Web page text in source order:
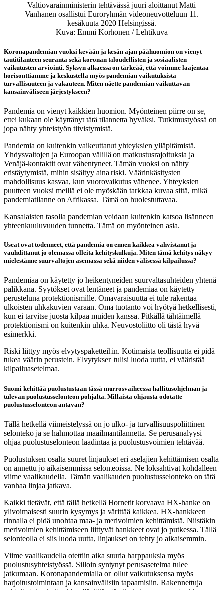
Valtiovarainministerin tehtävässä juuri aloittanut Matti
Vanhanen osallistui Euroryhmän videoneuvotteluun 11.
kesäkuuta 2020 Helsingissä.
Kuva: Emmi Korhonen / Lehtikuva
Koronapandemian vuoksi kevään ja kesän ajan päähuomion on vienyt
tautitilanteen seuranta sekä koronan taloudellisten ja sosiaalisten
vaikutusten arviointi. Syksyn alkaessa on tärkeää, että voimme laajentaa
horisonttiamme ja keskustella myös pandemian vaikutuksista
turvallisuuteen ja vakauteen. Miten näette pandemian vaikuttavan
kansainväliseen järjestykseen?
Pandemia on vienyt kaikkien huomion. Myönteinen piirre on se,
ettei kukaan ole käyttänyt tätä tilannetta hyväksi. Tutkimustyössä on
jopa nähty yhteistyön tiivistymistä.
Pandemia on kuitenkin vaikeuttanut yhteyksien ylläpitämistä.
Yhdysvaltojen ja Euroopan välillä on matkustusrajoituksia ja
Venäjä-kontaktit ovat vähentyneet. Tämän vuoksi on nähty
eristäytymistä, mihin sisältyy aina riski. Väärinkäsitysten
mahdollisuus kasvaa, kun vuorovaikutus vähenee. Yhteyksien
puutteen vuoksi meillä ei ole myöskään tarkkaa kuvaa siitä, mikä
pandemiatilanne on Afrikassa. Tämä on huolestuttavaa.
Kansalaisten tasolla pandemian voidaan kuitenkin katsoa lisänneen
yhteenkuuluvuuden tunnetta. Tämä on myönteinen asia.
Useat ovat todenneet, että pandemia on ennen kaikkea vahvistanut ja
vauhdittanut jo olemassa olleita kehityskulkuja. Miten tämä kehitys näkyy
mielestänne suurvaltojen asemassa sekä niiden välisessä kilpailussa?
Pandemiaa on käytetty jo heikentyneiden suurvaltasuhteiden yhtenä
palikkana. Syytökset ovat lentäneet ja pandemiaa on käytetty
perusteluna protektionismille. Omavaraisuutta ei tule rakentaa
ulkoisten uhkakuvien varaan. Oma tuotanto voi hyötyä hetkellisesti,
kun ei tarvitse juosta kilpaa muiden kanssa. Pitkällä tähtäimellä
protektionismi on kuitenkin uhka. Neuvostoliitto oli tästä hyvä
esimerkki.
Riski liittyy myös elvytyspaketteihin. Kotimaista teollisuutta ei pidä
tukea väärin perustein. Elvytyksen tulisi luoda uutta, ei vääristää
kilpailuasetelmaa.
Suomi kehittää puolustustaan tässä murrosvaiheessa hallitusohjelman ja
tulevan puolustusselonteon pohjalta. Millaista ohjausta odotatte
puolustusselonteon antavan?
Tällä hetkellä viimeistelyssä on jo ulko- ja turvallisuuspoliittinen
selonteko ja se hahmottaa maailmantilannetta. Se perusanalyysi
ohjaa puolustuselonteon laadintaa ja puolustusvoimien tehtävää.
Puolustuksen osalta suuret linjaukset eri aselajien kehittämisen osalta
on annettu jo aikaisemmissa selonteoissa. Ne loksahtivat kohdalleen
viime vaalikaudella. Tämän vaalikauden puolustusselonteko on tätä
vanhaa linjaa jatkava.
Kaikki tietävät, että tällä hetkellä Hornetit korvaava HX-hanke on
ylivoimaisesti suurin kysymys ja värittää kaikkea. HX-hankkeen
rinnalla ei pidä unohtaa maa- ja merivoimien kehittämistä. Niistäkin
merivoimien kehittämiseen liittyvät hankkeet ovat jo putkessa. Tällä
selonteolla ei siis luoda uutta, linjaukset on tehty jo aikaisemmin.
Viime vaalikaudella otettiin aika suuria harppauksia myös
puolustusyhteistyössä. Silloin syntynyt perusasetelma tulee
jatkumaan. Koronapandemialla on ollut vaikutuksensa myös
harjoitustoimintaan ja kansainvälisiin tapaamisiin. Rakennettuja